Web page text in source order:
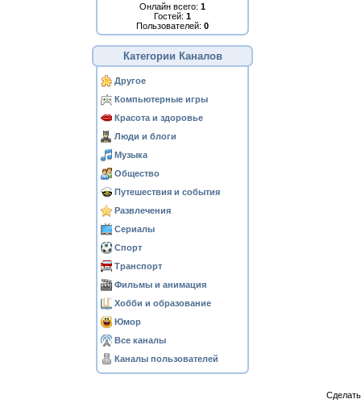
Онлайн всего: 1
Гостей: 1
Пользователей: 0
Категории Каналов
Другое
Компьютерные игры
Красота и здоровье
Люди и блоги
Музыка
Общество
Путешествия и события
Развлечения
Сериалы
Спорт
Транспорт
Фильмы и анимация
Хобби и образование
Юмор
Все каналы
Каналы пользователей